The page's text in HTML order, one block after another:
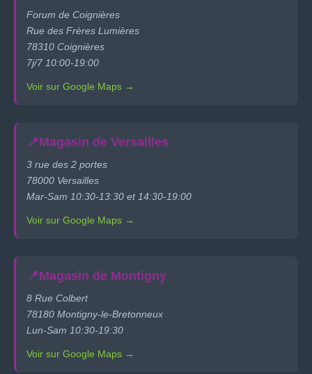
Forum de Coignières
Rue des Frères Lumières
78310 Coignières
7j/7 10:00-19:00
Voir sur Google Maps →
📍Magasin de Versailles
3 rue des 2 portes
78000 Versailles
Mar-Sam 10:30-13:30 et 14:30-19:00
Voir sur Google Maps →
📍Magasin de Montigny
8 Rue Colbert
78180 Montigny-le-Bretonneux
Lun-Sam 10:30-19:30
Voir sur Google Maps →